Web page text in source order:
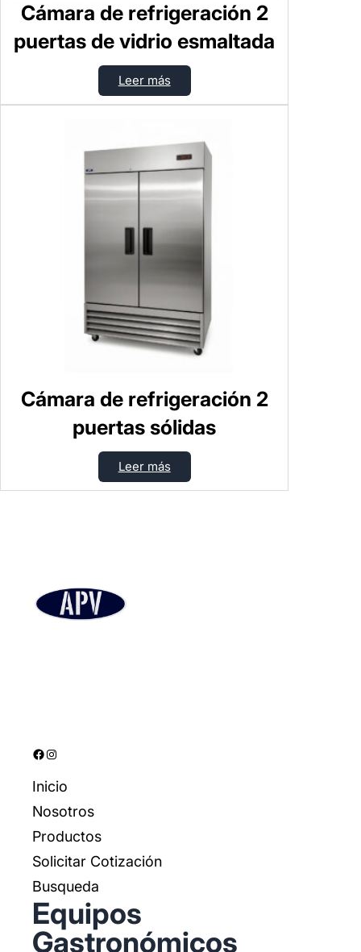
Cámara de refrigeración 2
puertas de vidrio esmaltada
Leer más
Cámara de refrigeración 2
puertas sólidas
Leer más
Facebook Instagram
Inicio
Nosotros
Productos
Solicitar Cotización
Busqueda
Equipos
Gastronómicos